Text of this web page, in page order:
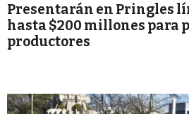
Presentarán en Pringles
hasta $200 millones para
productores